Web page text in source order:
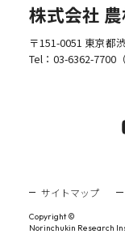
株式会社
〒151-0051 東京都
Tel： 03-6362-7700
サイトマップ
Copyright ©
Norinchukin Research